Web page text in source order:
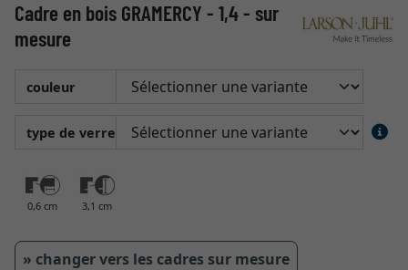
Cadre en bois GRAMERCY - 1,4 - sur
mesure
couleur
type de verre
0,6 cm 3,1 cm
» changer vers les cadres sur mesure